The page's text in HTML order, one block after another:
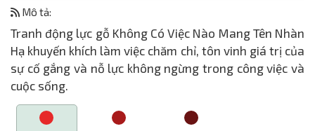
Mô tả:
Tranh động lực gỗ Không Có Việc Nào Mang Tên Nhàn
Hạ khuyến khích làm việc chăm chỉ, tôn vinh giá trị của
sự cố gắng và nỗ lực không ngừng trong công việc và
cuộc sống.